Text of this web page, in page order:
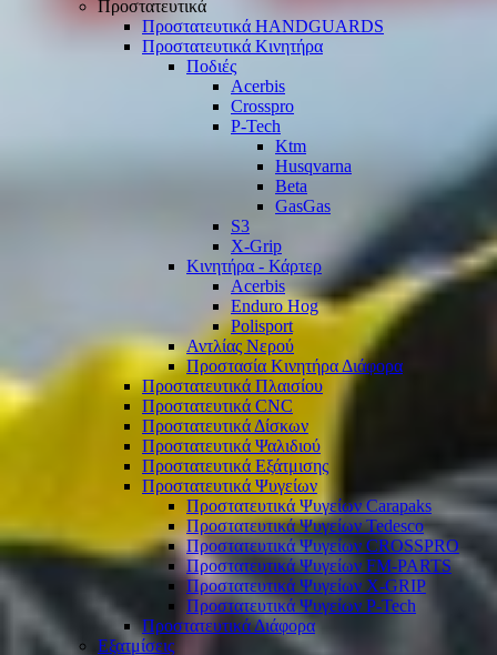
Προστατευτικά
Προστατευτικά HANDGUARDS
Προστατευτικά Κινητήρα
Ποδιές
Acerbis
Crosspro
P-Tech
Ktm
Husqvarna
Beta
GasGas
S3
X-Grip
Κινητήρα - Κάρτερ
Acerbis
Enduro Hog
Polisport
Αντλίας Νερού
Προστασία Κινητήρα Διάφορα
Προστατευτικά Πλαισίου
Προστατευτικά CNC
Προστατευτικά Δίσκων
Προστατευτικά Ψαλιδιού
Προστατευτικά Εξάτμισης
Προστατευτικά Ψυγείων
Προστατευτικά Ψυγείων Carapaks
Προστατευτικά Ψυγείων Tedesco
Προστατευτικά Ψυγείων CROSSPRO
Προστατευτικά Ψυγείων FM-PARTS
Προστατευτικά Ψυγείων X-GRIP
Προστατευτικά Ψυγείων P-Tech
Προστατευτικά Διάφορα
Εξατμίσεις